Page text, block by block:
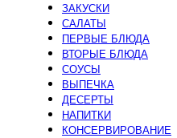
ЗАКУСКИ
САЛАТЫ
ПЕРВЫЕ БЛЮДА
ВТОРЫЕ БЛЮДА
СОУСЫ
ВЫПЕЧКА
ДЕСЕРТЫ
НАПИТКИ
КОНСЕРВИРОВАНИЕ